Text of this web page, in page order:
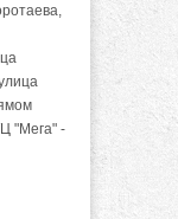
"Мега" -